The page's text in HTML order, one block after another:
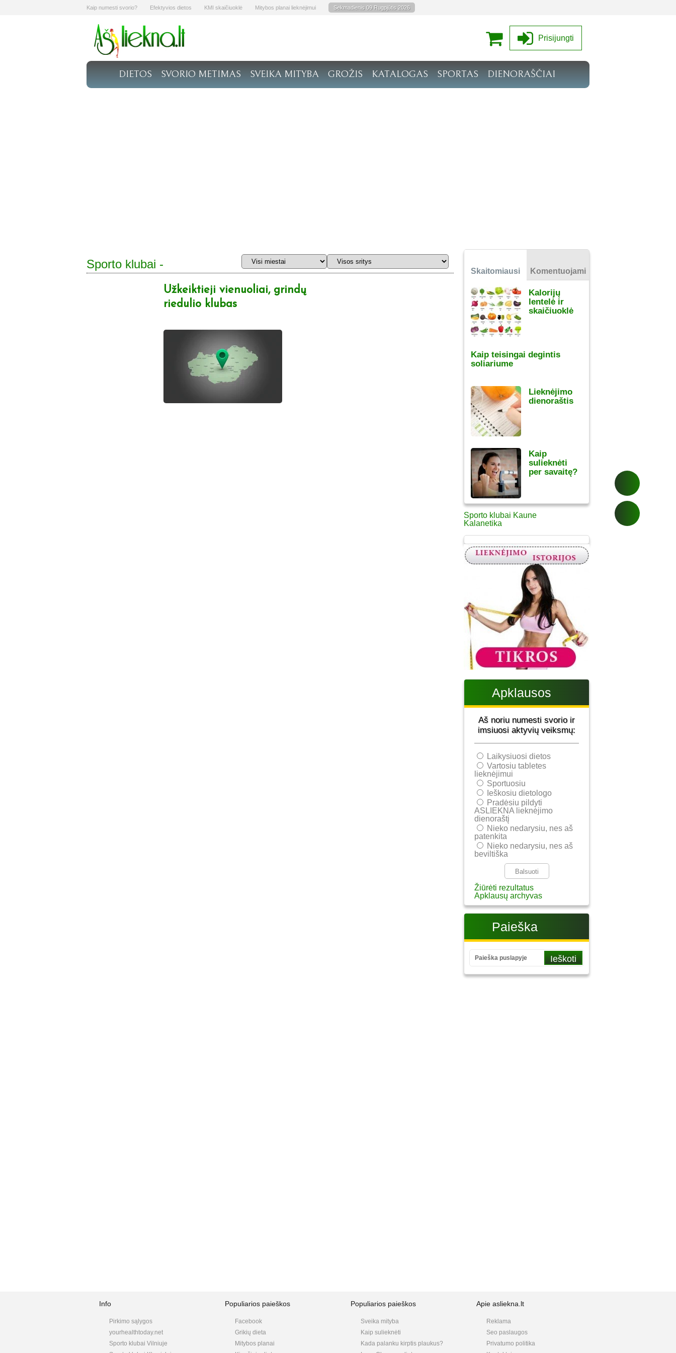
Kaip numesti svorio? Efektyvios dietos KMI skaičiuoklė Mitybos planai lieknėjimui Sekmadienis 09 Rugpjūtis 2026
Prisijungti
DIETOS SVORIO METIMAS SVEIKA MITYBA GROŽIS KATALOGAS SPORTAS DIENORAŠČIAI
Sporto klubai -
Užkeiktieji vienuoliai, grindų
riedulio klubas
Skaitomiausi Komentuojami
Kalorijų
lentelė ir
skaičiuoklė
Kaip teisingai degintis
soliariume
Lieknėjimo
dienoraštis
Kaip
sulieknėti
per savaitę?
Sporto klubai Kaune
Kalanetika
Apklausos
Aš noriu numesti svorio ir
imsiuosi aktyvių veiksmų:
Laikysiuosi dietos
Vartosiu tabletes
lieknėjimui
Sportuosiu
Ieškosiu dietologo
Pradėsiu pildyti
ASLIEKNA lieknėjimo
dienoraštį
Nieko nedarysiu, nes aš
patenkita
Nieko nedarysiu, nes aš
beviltiška
Žiūrėti rezultatus
Apklausų archyvas
Paieška
Info
Pirkimo sąlygos
yourhealthtoday.net
Sporto klubai Vilniuje
Populiarios paieškos
Facebook
Grikių dieta
Mitybos planai
Populiarios paieškos
Sveika mityba
Kaip sulieknėti
Kada palanku kirptis plaukus?
Apie asliekna.lt
Reklama
Seo paslaugos
Privatumo politika